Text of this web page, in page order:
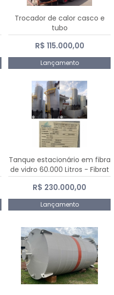
Trocador de calor casco e
tubo
R$ 115.000,00
Lançamento
Tanque estacionário em fibra
de vidro 60.000 Litros - Fibrat
R$ 230.000,00
Lançamento